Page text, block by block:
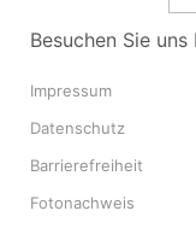
Besuchen Sie uns
Impressum
Datenschutz
Barrierefreiheit
Fotonachweis